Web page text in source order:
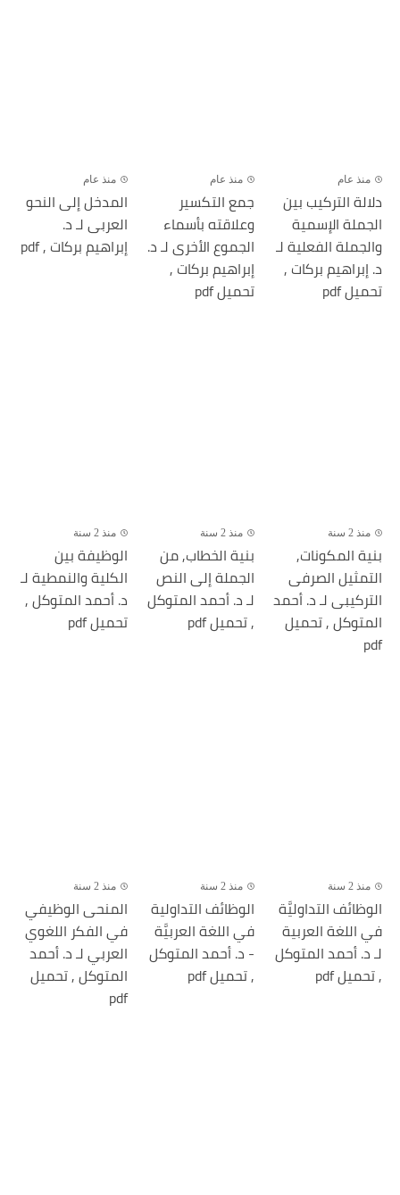
منذ عام
دلالة التركيب بين
الجملة الإسمية
والجملة الفعلية لـ
د. إبراهيم بركات ,
تحميل pdf
منذ عام
جمع التكسير
وعلاقته بأسماء
الجموع الأخرى لـ د.
إبراهيم بركات ,
تحميل pdf
منذ عام
المدخل إلى النحو
العربى لـ د.
إبراهيم بركات , pdf
منذ 2 سنة
بنية المكونات,
التمثيل الصرفى
التركيبى لـ د. أحمد
المتوكل , تحميل
pdf
منذ 2 سنة
بنية الخطاب, من
الجملة إلى النص
لـ د. أحمد المتوكل
, تحميل pdf
منذ 2 سنة
الوظيفة بين
الكلية والنمطية لـ
د. أحمد المتوكل ,
تحميل pdf
منذ 2 سنة
الوظائف التداوليَّة
في اللغة العربية
لـ د. أحمد المتوكل
, تحميل pdf
منذ 2 سنة
الوظائف التداولية
في اللغة العربيَّة
- د. أحمد المتوكل
, تحميل pdf
منذ 2 سنة
المنحى الوظيفي
في الفكر اللغوي
العربي لـ د. أحمد
المتوكل , تحميل
pdf